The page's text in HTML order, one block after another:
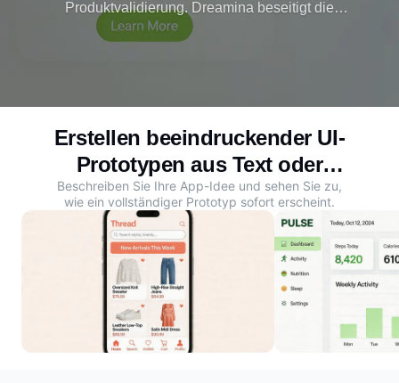
Produktvalidierung. Dreamina beseitigt die
Verzögerung, indem es Text oder Wireframes in
Sekundenschnelle in ausgefeilte KI-Prototypen
Erstellen beeindruckender UI-
Prototypen aus Text oder
Wireframes
Beschreiben Sie Ihre App-Idee und sehen Sie zu,
wie ein vollständiger Prototyp sofort erscheint.